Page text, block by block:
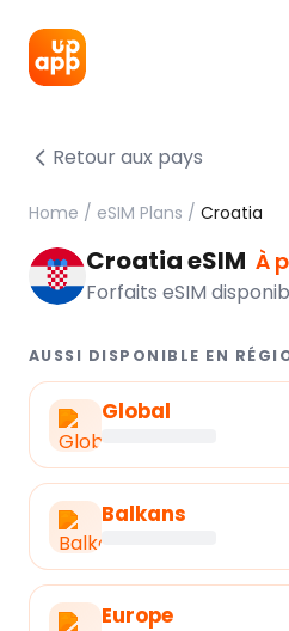
Retour aux pays
Home / eSIM Plans / Croatia
Croatia eSIM À
Forfaits eSIM
AUSSI DISPONIBLE EN
Global
Balkans
Europe